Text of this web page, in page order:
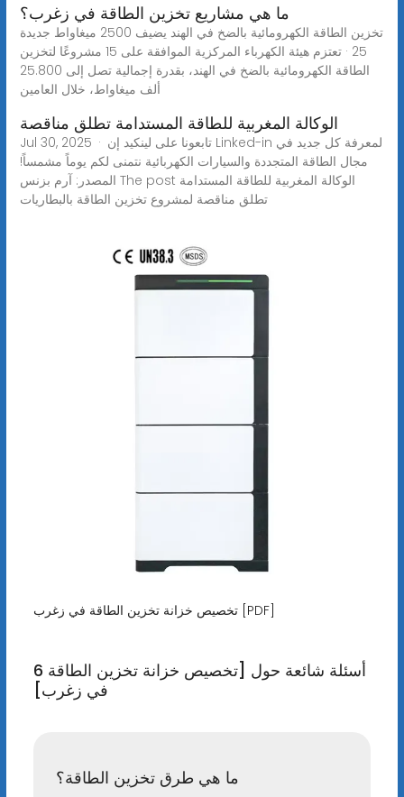
ما هي مشاريع تخزين الطاقة في زغرب؟
تخزين الطاقة الكهرومائية بالضخ في الهند يضيف 2500 ميغاواط جديدة
25 · تعتزم هيئة الكهرباء المركزية الموافقة على 15 مشروعًا لتخزين
الطاقة الكهرومائية بالضخ في الهند، بقدرة إجمالية تصل إلى 25.800
ألف ميغاواط، خلال العامين
الوكالة المغربية للطاقة المستدامة تطلق مناقصة
Jul 30, 2025 · تابعونا على لينكيد إن Linked-in لمعرفة كل جديد في
مجال الطاقة المتجددة والسيارات الكهربائية نتمنى لكم يوماً مشمساً!
المصدر: آرم بزنس The post الوكالة المغربية للطاقة المستدامة
تطلق مناقصة لمشروع تخزين الطاقة بالبطاريات
تخصيص خزانة تخزين الطاقة في زغرب [PDF]
6 أسئلة شائعة حول [تخصيص خزانة تخزين الطاقة
في زغرب]
ما هي طرق تخزين الطاقة؟